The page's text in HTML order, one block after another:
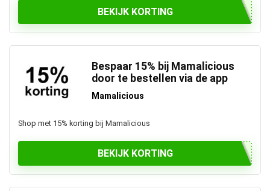
BEKIJK KORTING
Bespaar 15% bij Mamalicious
door te bestellen via de app
Mamalicious
Shop met 15% korting bij Mamalicious
BEKIJK KORTING